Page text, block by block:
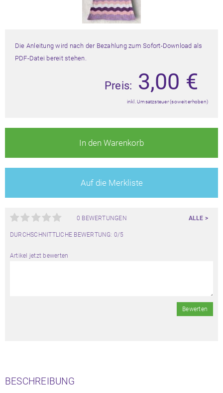
Die Anleitung wird nach der Bezahlung zum Sofort-Download als
PDF-Datei bereit stehen.
Preis: 3,00 €
inkl. Umsatzsteuer (soweit erhoben)
In den Warenkorb
Auf die Merkliste
0 BEWERTUNGEN ALLE >
DURCHSCHNITTLICHE BEWERTUNG: 0/5
Artikel jetzt bewerten
Bewerten
BESCHREIBUNG